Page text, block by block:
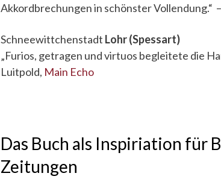
Akkordbrechungen in schönster Vollendung.“
Schneewittchenstadt Lohr (Spessart)
„Furios, getragen und virtuos begleitete die
Luitpold, Main Echo
Das Buch als Inspiriation für
Zeitungen